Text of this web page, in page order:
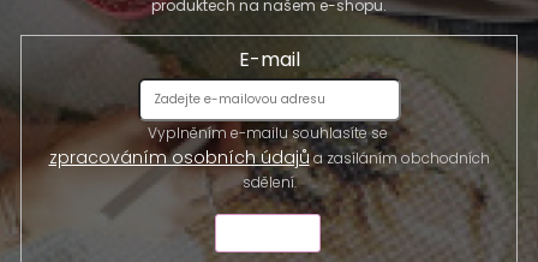
produktech na našem e-shopu.
E-mail
Vyplněním e-mailu souhlasíte se
zpracováním osobních údajůa zasíláním obchodních
sdělení.